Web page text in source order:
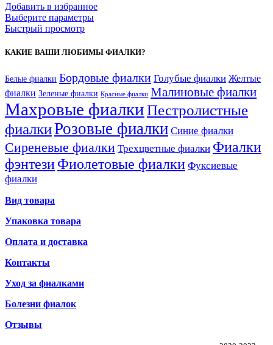
Добавить в избранное
Выберите параметры
Быстрый просмотр
КАКИЕ ВАШИ ЛЮБИМЫ ФИАЛКИ?
Белые фиалки Бордовые фиалки Голубые фиалки Желтые
фиалки Зеленые фиалки Красные фиалки Малиновые фиалки
Махровые фиалкиПестролистные
фиалкиРозовые фиалки Синие фиалки
Сиреневые фиалки Трехцветные фиалки Фиалки
фэнтезиФиолетовые фиалки Фуксиевые
фиалки
Вид товара
Упаковка товара
Оплата и доставка
Контакты
Уход за фиалками
Болезни фиалок
Отзывы